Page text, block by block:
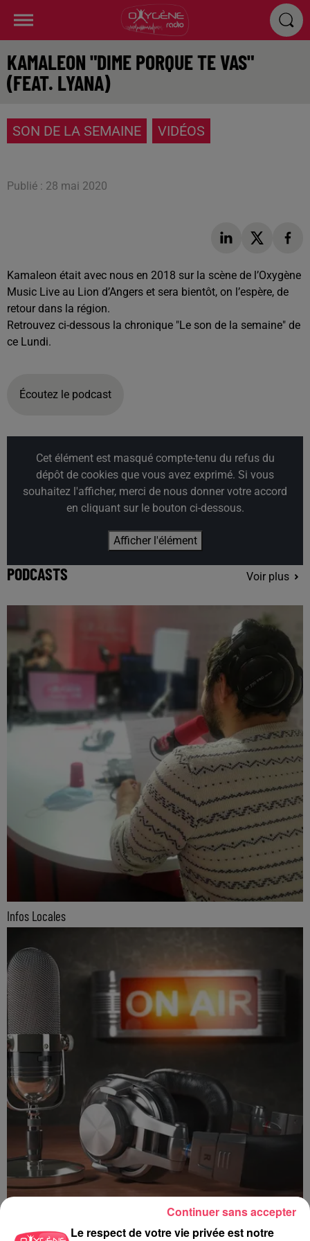
KAMALEON "DIME PORQUE TE VAS"
(FEAT. LYANA)
SON DE LA SEMAINE VIDÉOS
Publié : 28 mai 2020
Kamaleon était avec nous en 2018 sur la scène de l’Oxygène
Music Live au Lion d’Angers et sera bientôt, on l’espère, de
retour dans la région.
Retrouvez ci-dessous la chronique "Le son de la semaine" de
ce Lundi.
Écoutez le podcast
Cet élément est masqué compte-tenu du refus du
dépôt de cookies que vous avez exprimé. Si vous
souhaitez l'afficher, merci de nous donner votre accord
en cliquant sur le bouton ci-dessous.
Afficher l'élément
PODCASTS Voir plus
Infos Locales
Jeux Antenne Le respect de votre vie privée est notre
Continuer sans accepter